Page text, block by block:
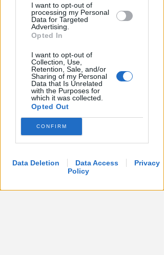
I want to opt-out of
processing my Personal
Data for Targeted
Advertising.
Opted In
I want to opt-out of
Collection, Use,
Retention, Sale, and/or
Sharing of my Personal
Data that Is Unrelated
with the Purposes for
which it was collected.
Opted Out
CONFIRM
Data Deletion Data Access
Privacy
Policy
l'esercizio 2026
Redazione